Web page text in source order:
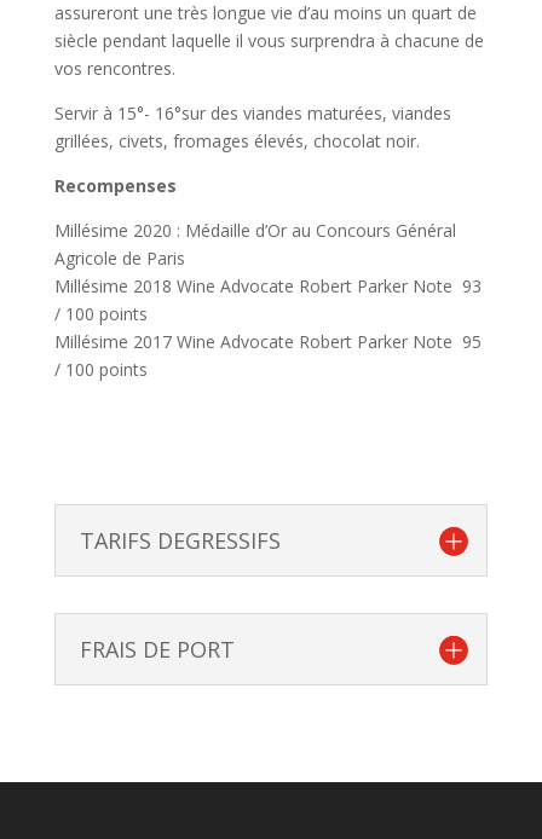
assureront une très longue vie d’au moins un quart de
siècle pendant laquelle il vous surprendra à chacune de
vos rencontres.
Servir à 15°- 16°sur des viandes maturées, viandes
grillées, civets, fromages élevés, chocolat noir.
Recompenses
Millésime 2020 : Médaille d’Or au Concours Général
Agricole de Paris
Millésime 2018 Wine Advocate Robert Parker Note 93
/ 100 points
Millésime 2017 Wine Advocate Robert Parker Note 95
/ 100 points
TARIFS DEGRESSIFS
FRAIS DE PORT